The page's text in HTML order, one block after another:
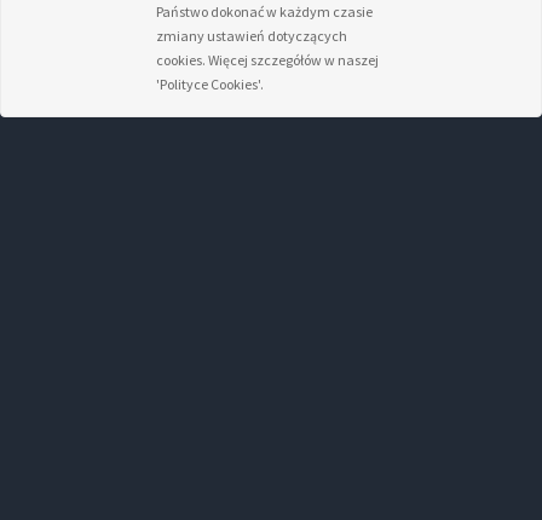
Państwo dokonać w każdym czasie
zmiany ustawień dotyczących
cookies. Więcej szczegółów w naszej
'Polityce Cookies'.